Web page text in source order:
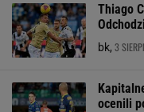
Thiago
bk, 3
ocenili